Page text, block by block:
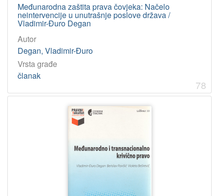
Međunarodna zaštita prava čovjeka: Načelo
neintervencije u unutrašnje poslove država /
Vladimir-Đuro Degan
Autor
Degan, Vladimir-Đuro
Vrsta građe
članak
78